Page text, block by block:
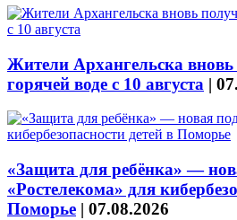
Жители Архангельска вновь
горячей воде с 10 августа |
«Защита для ребёнка» —
«Ростелекома» для
Поморье | 07.08.2026